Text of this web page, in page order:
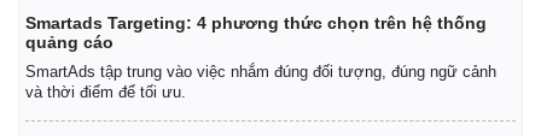
Smartads Targeting: 4 phương thức chọn trên hệ thống
quảng cáo
SmartAds tập trung vào việc nhắm đúng đối tượng, đúng ngữ cảnh
và thời điểm để tối ưu.